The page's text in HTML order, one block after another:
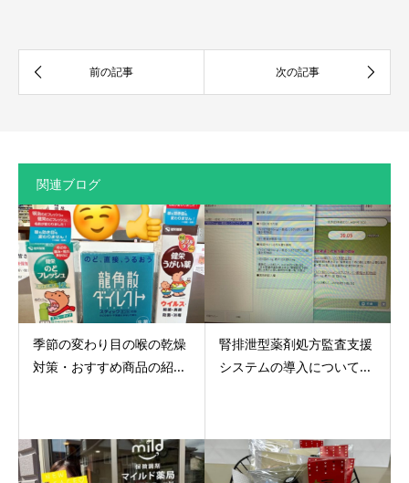
関連ブログ
季節の変わり目の喉の乾燥
対策・おすすめ商品の紹...
腎排泄型薬剤処方監査支援
システムの導入について...